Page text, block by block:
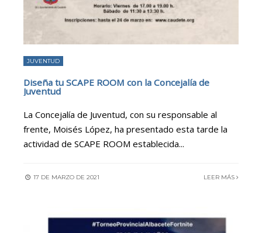
JUVENTUD
Diseña tu SCAPE ROOM con la Concejalía de
Juventud
La Concejalía de Juventud, con su responsable al
frente, Moisés López, ha presentado esta tarde la
actividad de SCAPE ROOM establecida...
17 DE MARZO DE 2021 LEER MÁS